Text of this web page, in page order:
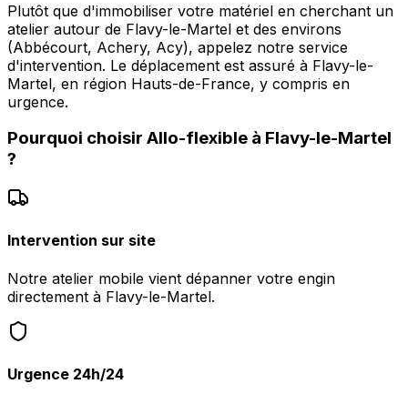
Plutôt que d'immobiliser votre matériel en cherchant un
atelier autour de Flavy-le-Martel et des environs
(Abbécourt, Achery, Acy), appelez notre service
d'intervention. Le déplacement est assuré à Flavy-le-
Martel, en région Hauts-de-France, y compris en
urgence.
Pourquoi choisir Allo-flexible à Flavy-le-Martel
?
Intervention sur site
Notre atelier mobile vient dépanner votre engin
directement à Flavy-le-Martel.
Urgence 24h/24